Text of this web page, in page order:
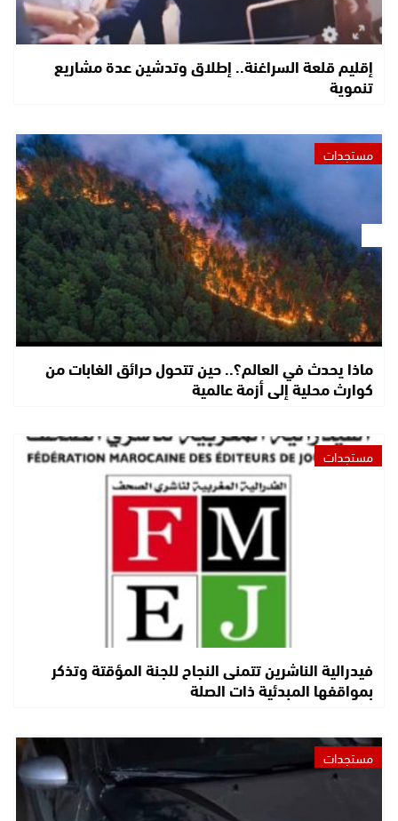
إقليم قلعة السراغنة.. إطلاق وتدشين عدة مشاريع
تنموية
مستجدات
ماذا يحدث في العالم؟.. حين تتحول حرائق الغابات من
كوارث محلية إلى أزمة عالمية
مستجدات
فيدرالية الناشرين تتمنى النجاح للجنة المؤقتة وتذكر
بمواقفها المبدئية ذات الصلة
مستجدات